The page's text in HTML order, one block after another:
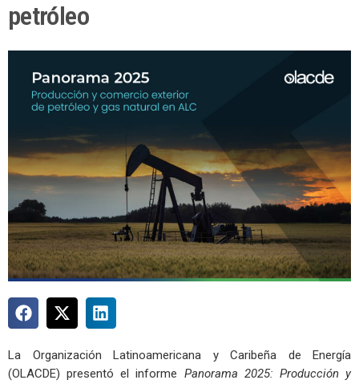
petróleo
La Organización Latinoamericana y Caribeña de Energía
(OLACDE) presentó el informe Panorama 2025: Producción y